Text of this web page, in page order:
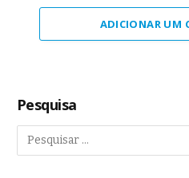
ADICIONAR UM
Pesquisa